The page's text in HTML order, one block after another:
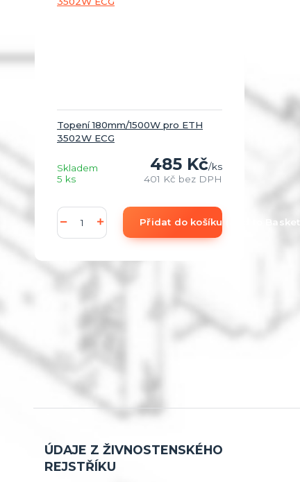
Topení 180mm/1500W pro ETH
3502W ECG
485 Kč/ks
401 Kč bez DPH
Skladem
5 ks
Přidat do košíku (add to Basket)
ÚDAJE Z ŽIVNOSTENSKÉHO
REJSTŘÍKU